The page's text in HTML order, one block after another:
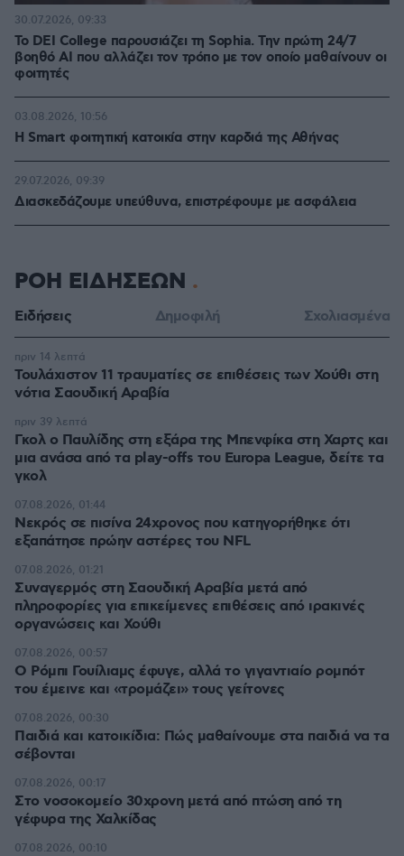
Το DEI College παρουσιάζει τη Sophia. Την πρώτη 24/7
βοηθό AI που αλλάζει τον τρόπο με τον οποίο μαθαίνουν οι
φοιτητές
30.07.2026, 09:33
Η Smart φοιτητική κατοικία στην καρδιά της Αθήνας
03.08.2026, 10:56
Διασκεδάζουμε υπεύθυνα, επιστρέφουμε με ασφάλεια
29.07.2026, 09:39
ΡΟΗ ΕΙΔΗΣΕΩΝ
Ειδήσεις Δημοφιλή Σχολιασμένα
Τουλάχιστον 11 τραυματίες σε επιθέσεις των Χούθι στη
νότια Σαουδική Αραβία
πριν 14 λεπτά
Γκολ ο Παυλίδης στη εξάρα της Μπενφίκα στη Χαρτς και
μια ανάσα από τα play-offs του Europa League, δείτε τα
γκολ
πριν 39 λεπτά
Νεκρός σε πισίνα 24χρονος που κατηγορήθηκε ότι
εξαπάτησε πρώην αστέρες του NFL
07.08.2026, 01:44
Συναγερμός στη Σαουδική Αραβία μετά από
πληροφορίες για επικείμενες επιθέσεις από ιρακινές
οργανώσεις και Χούθι
07.08.2026, 01:21
Ο Ρόμπι Γουίλιαμς έφυγε, αλλά το γιγαντιαίο ρομπότ
του έμεινε και «τρομάζει» τους γείτονες
07.08.2026, 00:57
Παιδιά και κατοικίδια: Πώς μαθαίνουμε στα παιδιά να τα
σέβονται
07.08.2026, 00:30
Στο νοσοκομείο 30χρονη μετά από πτώση από τη
γέφυρα της Χαλκίδας
07.08.2026, 00:17
07.08.2026, 00:10